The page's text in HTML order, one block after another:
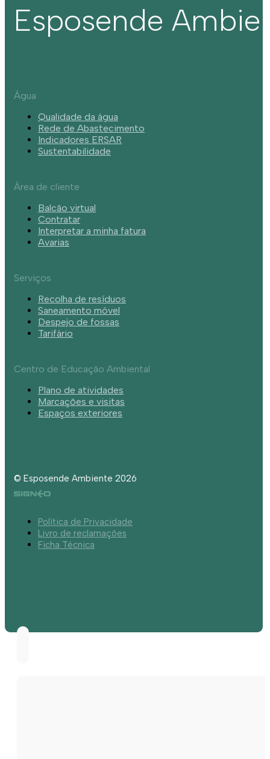
Esposende
Água
Qualidade da água
Rede de Abastecimento
Indicadores ERSAR
Sustentabilidade
Área de cliente
Balcão virtual
Contratar
Interpretar a minha fatura
Avarias
Serviços
Recolha de resíduos
Saneamento móvel
Despejo de fossas
Tarifário
Centro de Educação Ambiental
Plano de atividades
Marcações e visitas
Espaços exteriores
© Esposende Ambiente 2026
Política de Privacidade
Livro de reclamações
Ficha Técnica